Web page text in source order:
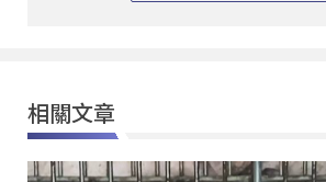
相關文章